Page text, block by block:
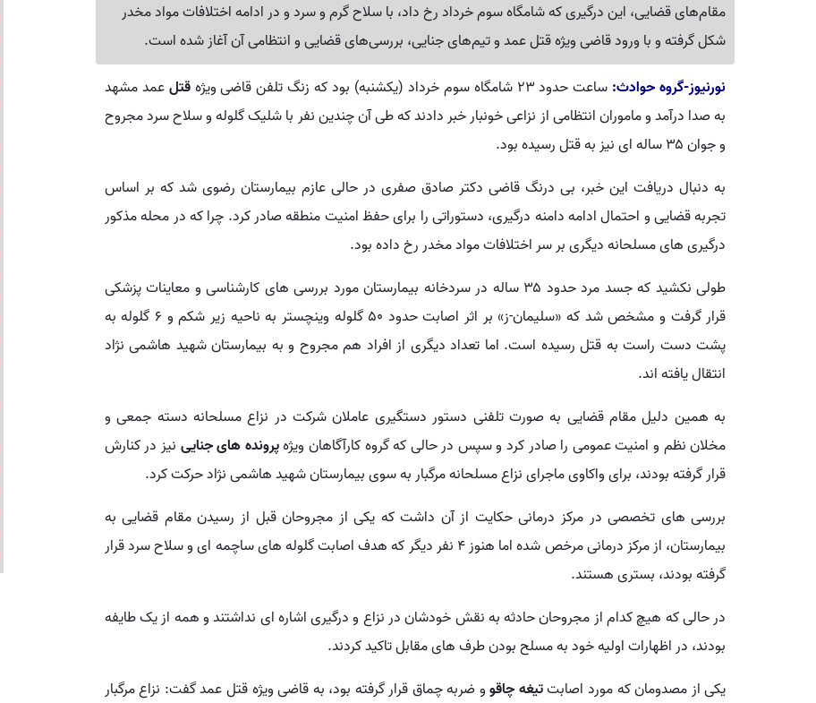
مقام‌های قضایی، این درگیری که شامگاه سوم خرداد رخ داد، با سلاح گرم و سرد و در ادامه اختلافات مواد مخدر
شکل گرفته و با ورود قاضی ویژه قتل عمد و تیم‌های جنایی، بررسی‌های قضایی و انتظامی آن آغاز شده است.
نورنیوز-گروه حوادث: ساعت حدود ۲۳ شامگاه سوم خرداد (یکشنبه) بود که زنگ تلفن قاضی ویژه قتلعمد مشهد
به صدا درآمد و ماموران انتظامی از نزاعی خونبار خبر دادند که طی آن چندین نفر با شلیک گلوله و سلاح سرد مجروح
و جوان ۳۵ ساله ای نیز به قتل رسیده بود.
به دنبال دریافت این خبر، بی درنگ قاضی دکتر صادق صفری در حالی عازم بیمارستان رضوی شد که بر اساس
تجربه قضایی و احتمال ادامه دامنه درگیری، دستوراتی را برای حفظ امنیت منطقه صادر کرد. چرا که در محله مذکور
درگیری های مسلحانه دیگری بر سر اختلافات مواد مخدر رخ داده بود.
طولی نکشید که جسد مرد حدود ۳۵ ساله در سردخانه بیمارستان مورد بررسی های کارشناسی و معاینات پزشکی
قرار گرفت و مشخص شد که «سلیمان-ز» بر اثر اصابت حدود ۵۰ گلوله وینچستر به ناحیه زیر شکم و ۶ گلوله به
پشت دست راست به قتل رسیده است. اما تعداد دیگری از افراد هم مجروح و به بیمارستان شهید هاشمی نژاد
انتقال یافته اند.
به همین دلیل مقام قضایی به صورت تلفنی دستور دستگیری عاملان شرکت در نزاع مسلحانه دسته جمعی و
مخلان نظم و امنیت عمومی را صادر کرد و سپس در حالی که گروه کارآگاهان ویژهپرونده های جنایی نیز در کنارش
قرار گرفته بودند، برای واکاوی ماجرای نزاع مسلحانه مرگبار به سوی بیمارستان شهید هاشمی نژاد حرکت کرد.
بررسی های تخصصی در مرکز درمانی حکایت از آن داشت که یکی از مجروحان قبل از رسیدن مقام قضایی به
بیمارستان، از مرکز درمانی مرخص شده اما هنوز ۴ نفر دیگر که هدف اصابت گلوله های ساچمه ای و سلاح سرد قرار
گرفته بودند، بستری هستند.
در حالی که هیچ کدام از مجروحان حادثه به نقش خودشان در نزاع و درگیری اشاره ای نداشتند و همه از یک طایفه
بودند، در اظهارات اولیه خود به مسلح بودن طرف های مقابل تاکید کردند.
یکی از مصدومان که مورد اصابتتیغه چاقوو ضربه چماق قرار گرفته بود، به قاضی ویژه قتل عمد گفت: نزاع مرگبار